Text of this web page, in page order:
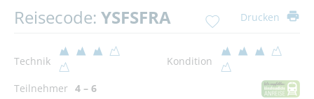
Reisecode: YSFSFRA Drucken
Technik Kondition
Teilnehmer 4 – 6